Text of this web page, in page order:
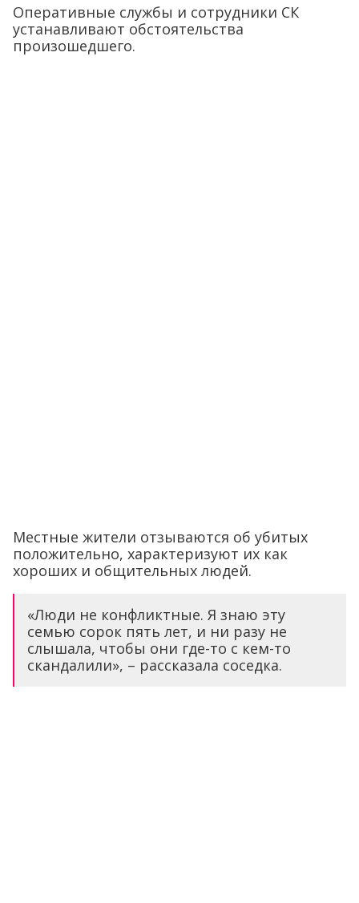
Оперативные службы и сотрудники СК
устанавливают обстоятельства
произошедшего.
Местные жители отзываются об убитых
положительно, характеризуют их как
хороших и общительных людей.
«Люди не конфликтные. Я знаю эту
семью сорок пять лет, и ни разу не
слышала, чтобы они где-то с кем-то
скандалили», – рассказала соседка.